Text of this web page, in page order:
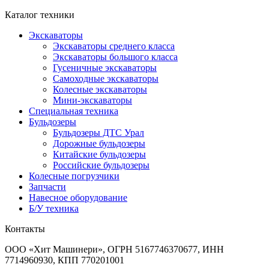
Каталог техники
Экскаваторы
Экскаваторы среднего класса
Экскаваторы большого класса
Гусеничные экскаваторы
Самоходные экскаваторы
Колесные экскаваторы
Мини-экскаваторы
Специальная техника
Бульдозеры
Бульдозеры ДТС Урал
Дорожные бульдозеры
Китайские бульдозеры
Российские бульдозеры
Колесные погрузчики
Запчасти
Навесное оборудование
Б/У техника
Контакты
ООО «Хит Машинери», ОГРН 5167746370677, ИНН
7714960930, КПП 770201001